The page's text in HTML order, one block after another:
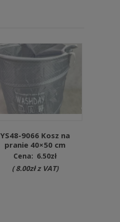
YS48-9066 Kosz na
pranie 40×50 cm
Cena: 6.50zł
( 8.00złz VAT)